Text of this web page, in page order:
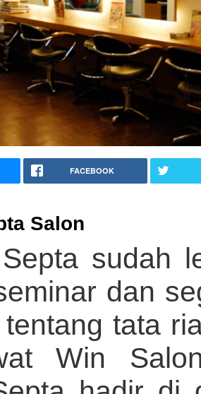
FACEBOOK
Salon
sudah
dan
tata
Win